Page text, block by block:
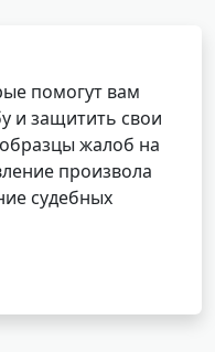
помогут вам
и защитить свои
жалоб на
произвола
судебных